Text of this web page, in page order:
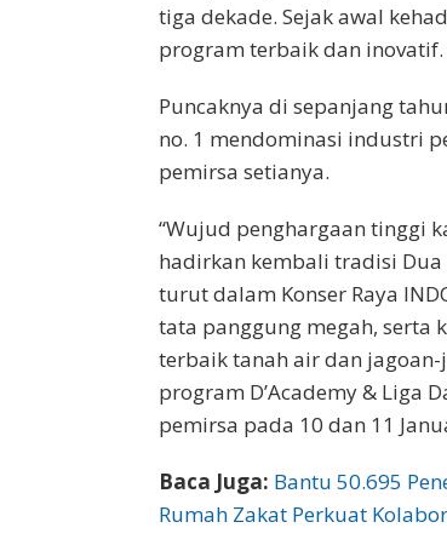
tiga dekade. Sejak awal
program terbaik dan inovatif.
Puncaknya di sepanjang
no. 1 mendominasi industri
pemirsa setianya.
“Wujud penghargaan tinggi
hadirkan kembali tradisi
turut dalam Konser Raya
tata panggung megah, serta
terbaik tanah air dan
program D’Academy & Liga
pemirsa pada 10 dan 11
Baca Juga: Bantu 50.695
Rumah Zakat Perkuat